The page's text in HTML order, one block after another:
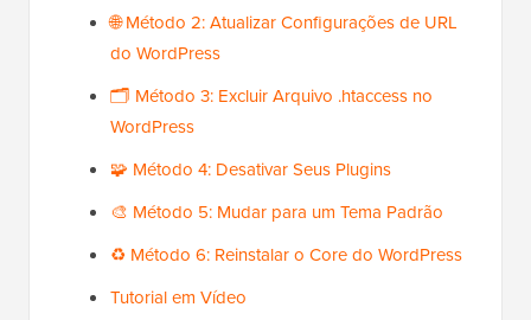
🌐 Método 2: Atualizar Configurações de URL
do WordPress
🗂️ Método 3: Excluir Arquivo .htaccess no
WordPress
🧩 Método 4: Desativar Seus Plugins
🎨 Método 5: Mudar para um Tema Padrão
♻️ Método 6: Reinstalar o Core do WordPress
Tutorial em Vídeo